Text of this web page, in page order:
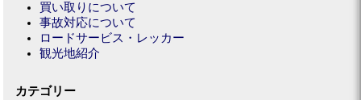
買い取りについて
事故対応について
ロードサービス・レッカー
観光地紹介
カテゴリー